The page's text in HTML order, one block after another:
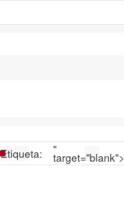
Etiqueta: "
target="blank">